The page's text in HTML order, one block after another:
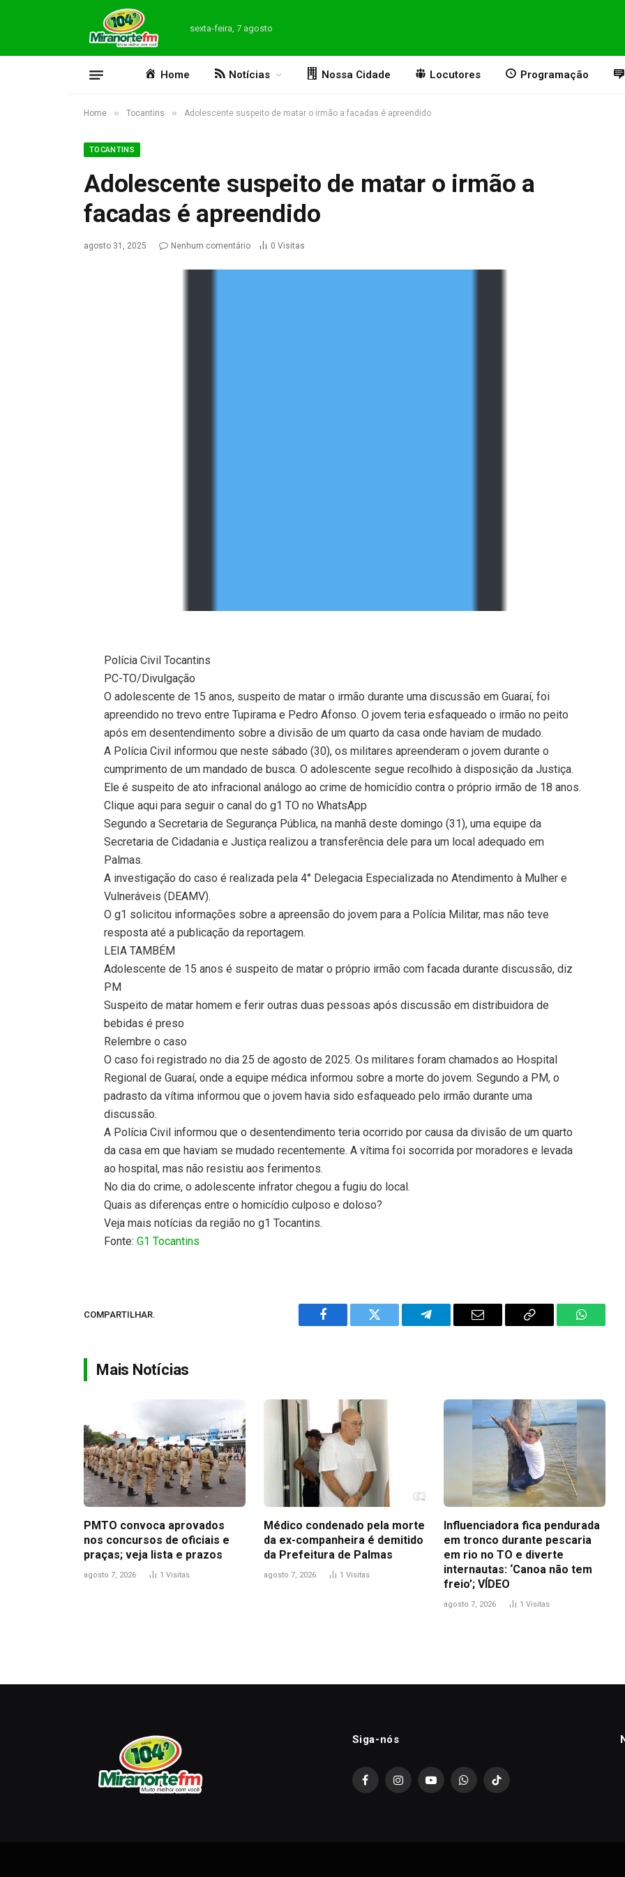
sexta-feira, 7 agosto
Home Notícias Nossa Cidade Locutores Programação
Home » Tocantins » Adolescente suspeito de matar o irmão a facadas é apreendido
TOCANTINS
Adolescente suspeito de matar o irmão a
facadas é apreendido
agosto 31, 2025 Nenhum comentário 0 Visitas
Polícia Civil Tocantins
PC-TO/Divulgação
O adolescente de 15 anos, suspeito de matar o irmão durante uma discussão em Guaraí, foi
apreendido no trevo entre Tupirama e Pedro Afonso. O jovem teria esfaqueado o irmão no peito
após em desentendimento sobre a divisão de um quarto da casa onde haviam de mudado.
A Polícia Civil informou que neste sábado (30), os militares apreenderam o jovem durante o
cumprimento de um mandado de busca. O adolescente segue recolhido à disposição da Justiça.
Ele é suspeito de ato infracional análogo ao crime de homicídio contra o próprio irmão de 18 anos.
Clique aqui para seguir o canal do g1 TO no WhatsApp
Segundo a Secretaria de Segurança Pública, na manhã deste domingo (31), uma equipe da
Secretaria de Cidadania e Justiça realizou a transferência dele para um local adequado em
Palmas.
A investigação do caso é realizada pela 4° Delegacia Especializada no Atendimento à Mulher e
Vulneráveis (DEAMV).
O g1 solicitou informações sobre a apreensão do jovem para a Polícia Militar, mas não teve
resposta até a publicação da reportagem.
LEIA TAMBÉM
Adolescente de 15 anos é suspeito de matar o próprio irmão com facada durante discussão, diz
PM
Suspeito de matar homem e ferir outras duas pessoas após discussão em distribuidora de
bebidas é preso
Relembre o caso
O caso foi registrado no dia 25 de agosto de 2025. Os militares foram chamados ao Hospital
Regional de Guaraí, onde a equipe médica informou sobre a morte do jovem. Segundo a PM, o
padrasto da vítima informou que o jovem havia sido esfaqueado pelo irmão durante uma
discussão.
A Polícia Civil informou que o desentendimento teria ocorrido por causa da divisão de um quarto
da casa em que haviam se mudado recentemente. A vítima foi socorrida por moradores e levada
ao hospital, mas não resistiu aos ferimentos.
No dia do crime, o adolescente infrator chegou a fugiu do local.
Quais as diferenças entre o homicídio culposo e doloso?
Veja mais notícias da região no g1 Tocantins.
Fonte:G1 Tocantins
COMPARTILHAR.
Facebook Twitter Telegram Email
Copy
Mais Notícias
PMTO convoca aprovados
nos concursos de oficiais e
praças; veja lista e prazos
agosto 7, 2026 1 Visitas
Médico condenado pela morte
da ex-companheira é demitido
da Prefeitura de Palmas
agosto 7, 2026 1 Visitas
Influenciadora fica pendurada
em tronco durante pescaria
em rio no TO e diverte
internautas: ‘Canoa não tem
freio’; VÍDEO
agosto 7, 2026 1 Visitas
Siga-nós
FacebookInstagramYouTubeWhatsAppTikTok